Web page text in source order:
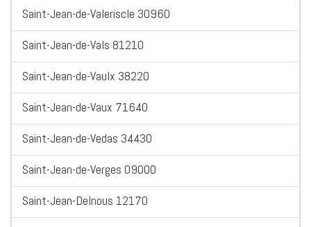
Saint-Jean-de-Valeriscle 30960
Saint-Jean-de-Vals 81210
Saint-Jean-de-Vaulx 38220
Saint-Jean-de-Vaux 71640
Saint-Jean-de-Vedas 34430
Saint-Jean-de-Verges 09000
Saint-Jean-Delnous 12170